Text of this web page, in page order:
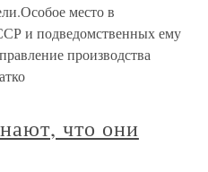
место в
и подведомственных ему
производства
что они